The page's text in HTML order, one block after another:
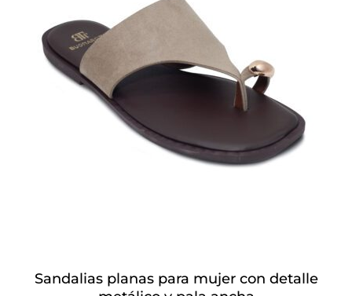
Sandalias planas para mujer con detalle